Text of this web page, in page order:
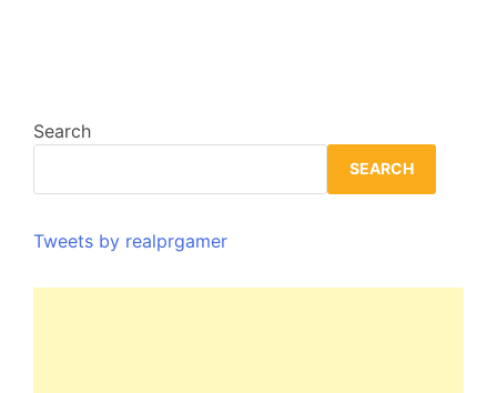
Search
SEARCH
Tweets by realprgamer